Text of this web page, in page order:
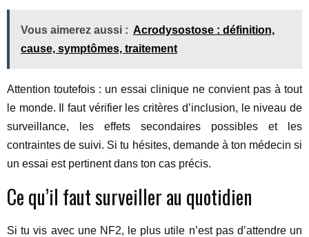
Vous aimerez aussi : Acrodysostose : définition,
cause, symptômes, traitement
Attention toutefois : un essai clinique ne convient pas à tout
le monde. Il faut vérifier les critères d’inclusion, le niveau de
surveillance, les effets secondaires possibles et les
contraintes de suivi. Si tu hésites, demande à ton médecin si
un essai est pertinent dans ton cas précis.
Ce qu’il faut surveiller au quotidien
Si tu vis avec une NF2, le plus utile n’est pas d’attendre un